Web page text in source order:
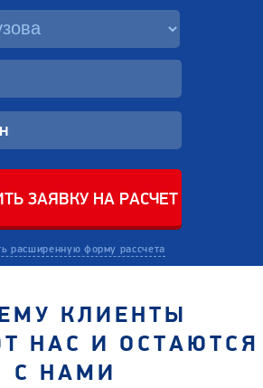
расширенную форму рассчета
КЛИЕНТЫ
НАС И ОСТАЮТСЯ
С НАМИ